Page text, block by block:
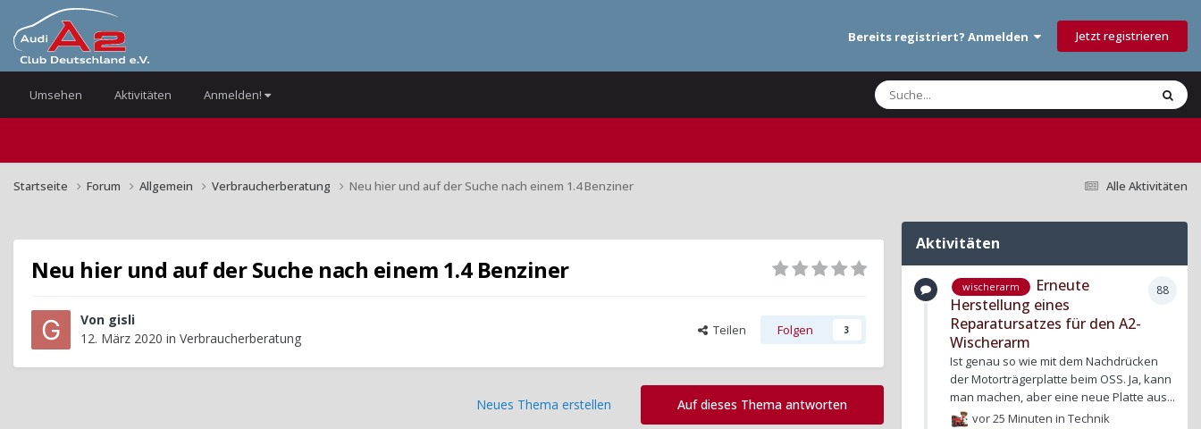
Bereits registriert? Anmelden Jetzt registrieren
Umsehen Aktivitäten Anmelden!
Alle Aktivitäten
Startseite Forum Allgemein Verbraucherberatung Neu hier und auf der Suche nach einem 1.4 Benziner
Neu hier und auf der Suche nach einem 1.4 Benziner
Von gisli
12. März 2020 in Verbraucherberatung Teilen Folgen 3
Auf dieses Thema antworten
Neues Thema erstellen
Aktivitäten
88
wischerarm
Erneute
Herstellung eines
Reparatursatzes für den A2-
Wischerarm
Ist genau so wie mit dem Nachdrücken
der Motorträgerplatte beim OSS. Ja, kann
man machen, aber eine neue Platte aus...
vor 25 MinuteninTechnik